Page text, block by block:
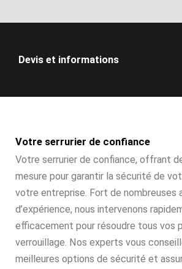
Devis et informations
Votre serrurier de confiance
Votre serrurier de confiance, offrant
mesure pour garantir la sécurité de
votre entreprise. Fort de nombreuses
d’expérience, nous intervenons
efficacement pour résoudre tous vos
verrouillage. Nos experts vous
meilleures options de sécurité et